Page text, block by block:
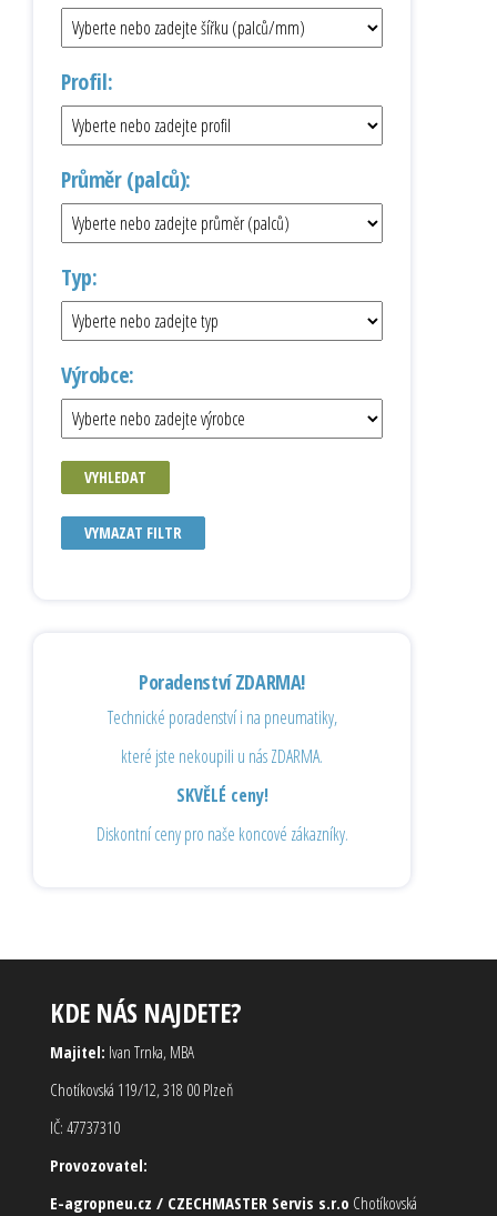
Profil:
Průměr (palců):
Typ:
Výrobce:
VYHLEDAT
VYMAZAT FILTR
Poradenství ZDARMA!
Technické poradenství i na pneumatiky,
které jste nekoupili u nás ZDARMA.
SKVĚLÉ ceny!
Diskontní ceny pro naše koncové zákazníky.
KDE NÁS NAJDETE?
Majitel: Ivan Trnka, MBA
Chotíkovská 119/12, 318 00 Plzeň
IČ: 47737310
Provozovatel:
E-agropneu.cz / CZECHMASTER Servis s.r.o Chotíkovská